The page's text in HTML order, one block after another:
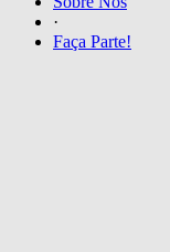
·
Faça Parte!